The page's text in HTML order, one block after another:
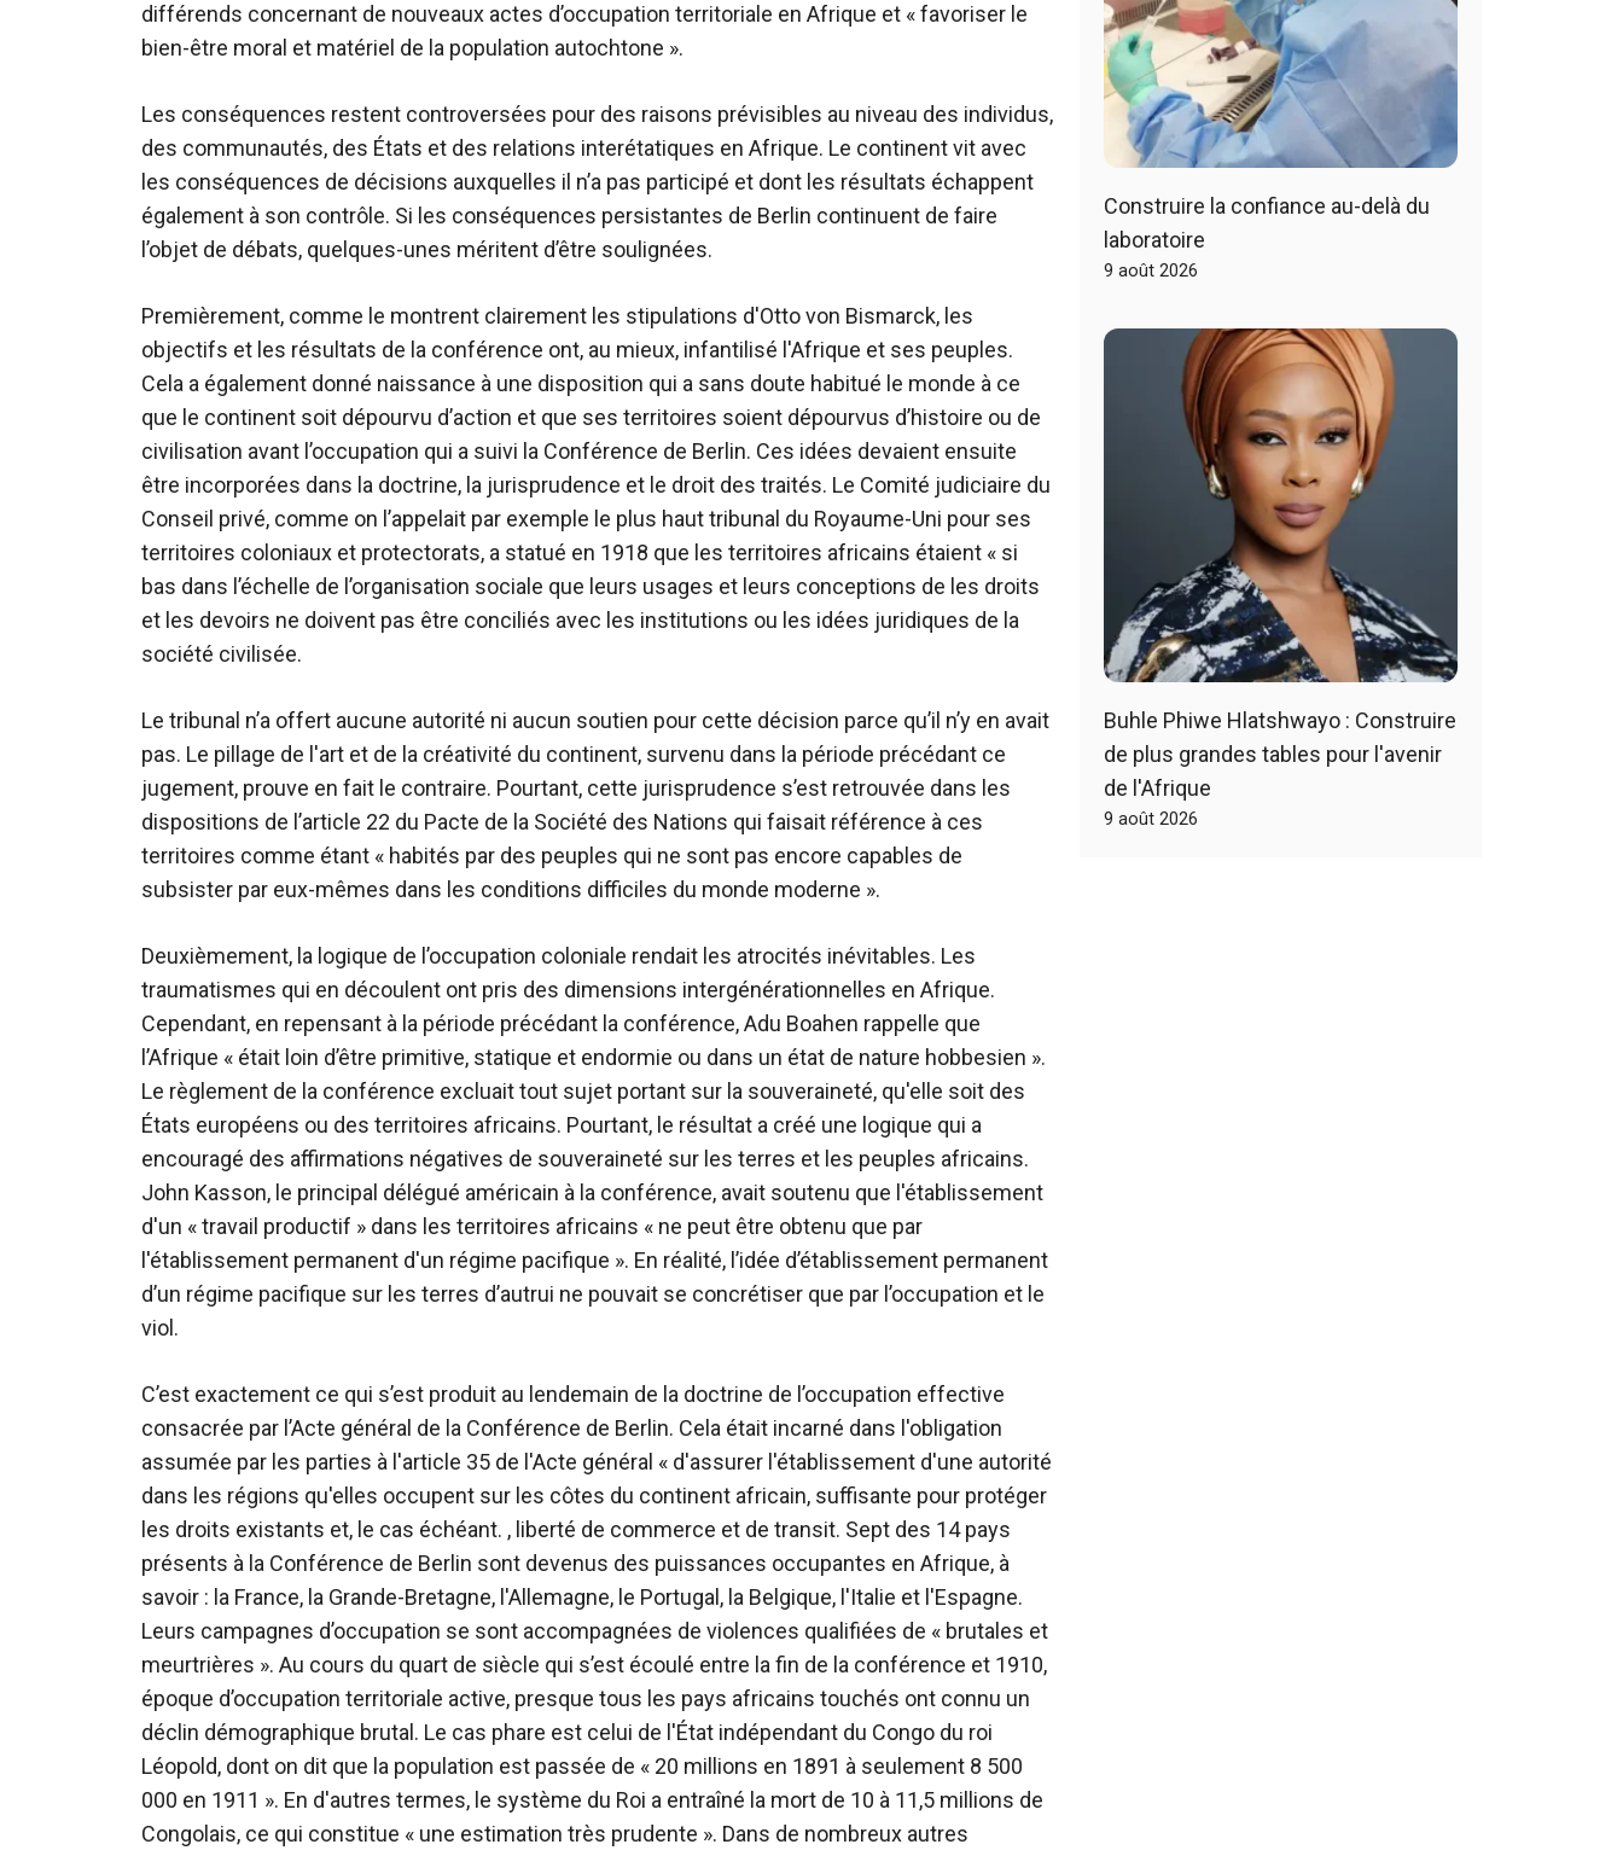
différends concernant de nouveaux actes d’occupation territoriale en Afrique et « favoriser le
bien-être moral et matériel de la population autochtone ».
Les conséquences restent controversées pour des raisons prévisibles au niveau des individus,
des communautés, des États et des relations interétatiques en Afrique. Le continent vit avec
les conséquences de décisions auxquelles il n’a pas participé et dont les résultats échappent
également à son contrôle. Si les conséquences persistantes de Berlin continuent de faire
l’objet de débats, quelques-unes méritent d’être soulignées.
Premièrement, comme le montrent clairement les stipulations d'Otto von Bismarck, les
objectifs et les résultats de la conférence ont, au mieux, infantilisé l'Afrique et ses peuples.
Cela a également donné naissance à une disposition qui a sans doute habitué le monde à ce
que le continent soit dépourvu d’action et que ses territoires soient dépourvus d’histoire ou de
civilisation avant l’occupation qui a suivi la Conférence de Berlin. Ces idées devaient ensuite
être incorporées dans la doctrine, la jurisprudence et le droit des traités. Le Comité judiciaire du
Conseil privé, comme on l’appelait par exemple le plus haut tribunal du Royaume-Uni pour ses
territoires coloniaux et protectorats, a statué en 1918 que les territoires africains étaient « si
bas dans l’échelle de l’organisation sociale que leurs usages et leurs conceptions de les droits
et les devoirs ne doivent pas être conciliés avec les institutions ou les idées juridiques de la
société civilisée.
Le tribunal n’a offert aucune autorité ni aucun soutien pour cette décision parce qu’il n’y en avait
pas. Le pillage de l'art et de la créativité du continent, survenu dans la période précédant ce
jugement, prouve en fait le contraire. Pourtant, cette jurisprudence s’est retrouvée dans les
dispositions de l’article 22 du Pacte de la Société des Nations qui faisait référence à ces
territoires comme étant « habités par des peuples qui ne sont pas encore capables de
subsister par eux-mêmes dans les conditions difficiles du monde moderne ».
Deuxièmement, la logique de l’occupation coloniale rendait les atrocités inévitables. Les
traumatismes qui en découlent ont pris des dimensions intergénérationnelles en Afrique.
Cependant, en repensant à la période précédant la conférence, Adu Boahen rappelle que
l’Afrique « était loin d’être primitive, statique et endormie ou dans un état de nature hobbesien ».
Le règlement de la conférence excluait tout sujet portant sur la souveraineté, qu'elle soit des
États européens ou des territoires africains. Pourtant, le résultat a créé une logique qui a
encouragé des affirmations négatives de souveraineté sur les terres et les peuples africains.
John Kasson, le principal délégué américain à la conférence, avait soutenu que l'établissement
d'un « travail productif » dans les territoires africains « ne peut être obtenu que par
l'établissement permanent d'un régime pacifique ». En réalité, l’idée d’établissement permanent
d’un régime pacifique sur les terres d’autrui ne pouvait se concrétiser que par l’occupation et le
viol.
C’est exactement ce qui s’est produit au lendemain de la doctrine de l’occupation effective
consacrée par l’Acte général de la Conférence de Berlin. Cela était incarné dans l'obligation
assumée par les parties à l'article 35 de l'Acte général « d'assurer l'établissement d'une autorité
dans les régions qu'elles occupent sur les côtes du continent africain, suffisante pour protéger
les droits existants et, le cas échéant. , liberté de commerce et de transit. Sept des 14 pays
présents à la Conférence de Berlin sont devenus des puissances occupantes en Afrique, à
savoir : la France, la Grande-Bretagne, l'Allemagne, le Portugal, la Belgique, l'Italie et l'Espagne.
Leurs campagnes d’occupation se sont accompagnées de violences qualifiées de « brutales et
meurtrières ». Au cours du quart de siècle qui s’est écoulé entre la fin de la conférence et 1910,
époque d’occupation territoriale active, presque tous les pays africains touchés ont connu un
déclin démographique brutal. Le cas phare est celui de l'État indépendant du Congo du roi
Léopold, dont on dit que la population est passée de « 20 millions en 1891 à seulement 8 500
000 en 1911 ». En d'autres termes, le système du Roi a entraîné la mort de 10 à 11,5 millions de
Congolais, ce qui constitue « une estimation très prudente ». Dans de nombreux autres
Construire la confiance au-delà du
laboratoire
9 août 2026
Buhle Phiwe Hlatshwayo : Construire
de plus grandes tables pour l'avenir
de l'Afrique
9 août 2026